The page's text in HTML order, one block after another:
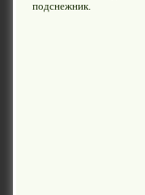
подснежник.